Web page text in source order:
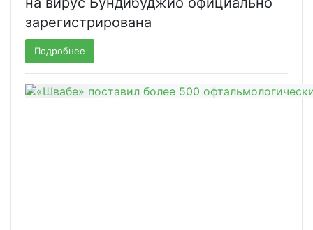
зарегистрирована
Подробнее